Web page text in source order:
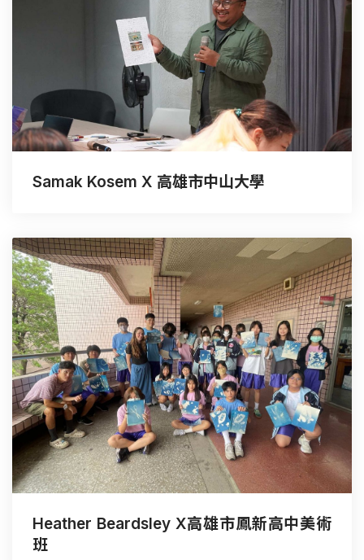
Samak Kosem X 高雄市中山大學
Heather Beardsley X高雄市鳳新高中美術
班